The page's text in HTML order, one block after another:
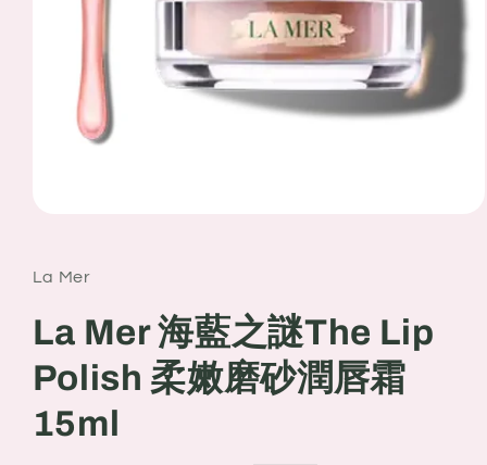
in
modal
La Mer
La Mer 海藍之謎The Lip
Polish 柔嫩磨砂潤唇霜
15ml